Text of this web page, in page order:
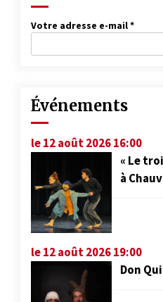
Votre adresse e-mail*
Événements
le 12 août 2026 16:00
« Le
à
le 12 août 2026 19:00
Don